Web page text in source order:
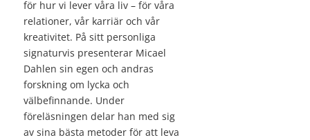
för hur vi lever våra liv – för våra
relationer, vår karriär och vår
kreativitet. På sitt personliga
signaturvis presenterar Micael
Dahlen sin egen och andras
forskning om lycka och
välbefinnande. Under
föreläsningen delar han med sig
av sina bästa metoder för att leva